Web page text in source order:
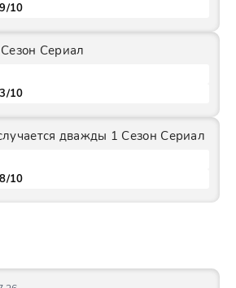
10
Сериал
10
дважды 1 Сезон Сериал
10